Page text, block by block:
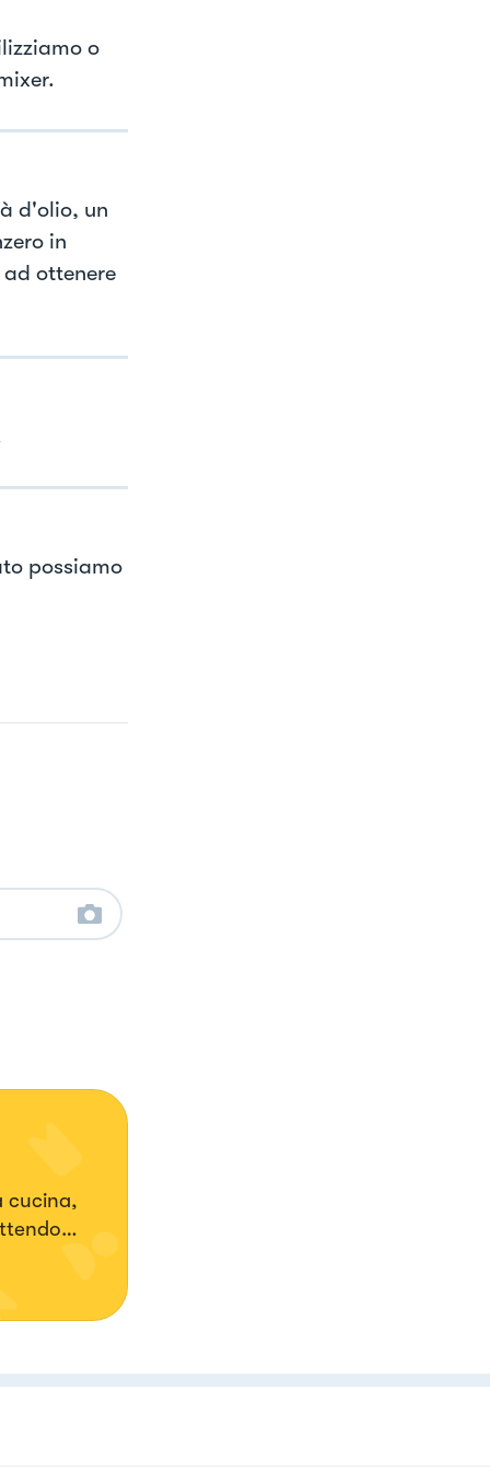
o
d'olio, un
in
ottenere
possiamo
cucina,